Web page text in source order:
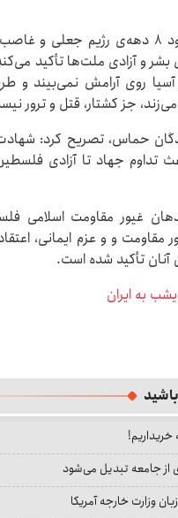
در این بیانیه خاطرنشان شده است: سیاهه جنایات حدود ۸
و آزادی ملت‌ها تأکید
روی آرامش نمی‌بیند و
جز کشتار، قتل و ترور
حماس، تصریح کرد:
تداوم جهاد تا آزادی
غیور مقاومت اسلامی
و و عزم ایمانی،
آنان تأکید شده است.
به ایران
خریداریم!
از جامعه تبدیل می‌شود
وزارت خارجه آمریکا